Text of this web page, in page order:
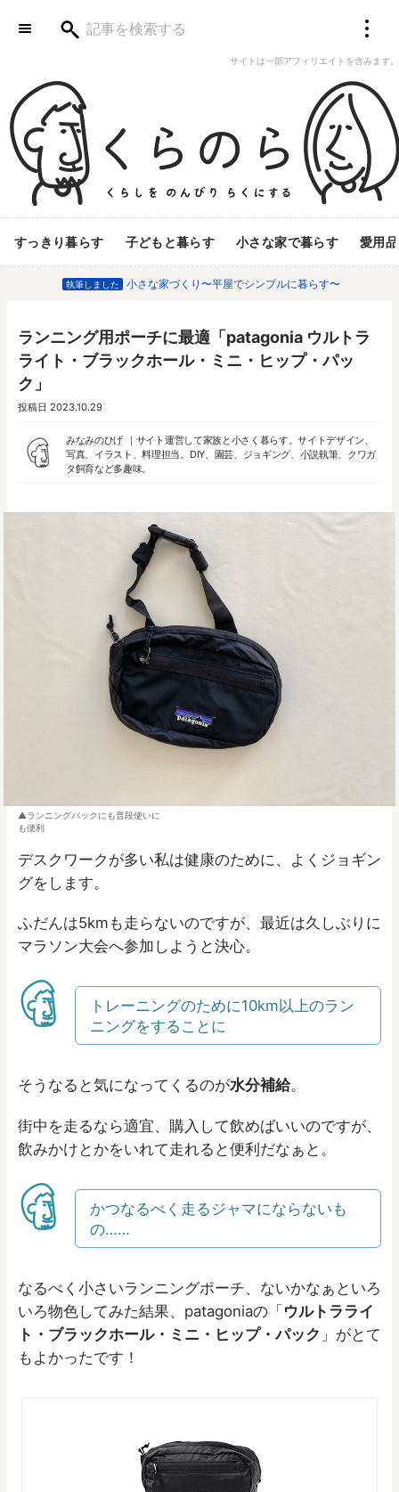
サイトは一部アフィリエイトを含みます。
すっきり暮らす 子どもと暮らす 小さな家で暮らす 愛用品
執筆しました 小さな家づくり〜平屋でシンプルに暮らす〜
ランニング用ポーチに最適「patagonia ウルトラ
ライト・ブラックホール・ミニ・ヒップ・パッ
ク」
投稿日 2023.10.29
みなみのひげ
サイト運営して家族と小さく暮らす。サイトデザイン、
写真、イラスト、料理担当。DIY、園芸、ジョギング、 小説執筆、クワガ
タ飼育など多趣味。
ランニングバックにも普段使いに
も便利
デスクワークが多い私は健康のために、よくジョギン
グをします。
ふだんは5kmも走らないのですが、最近は久しぶりに
マラソン大会へ参加しようと決心。
トレーニングのために10km以上のラン
ニングをすることに
そうなると気になってくるのが水分補給。
街中を走るなら適宜、購入して飲めばいいのですが、
飲みかけとかをいれて走れると便利だなぁと。
かつなるべく走るジャマにならないも
の……
なるべく小さいランニングポーチ、ないかなぁといろ
いろ物色してみた結果、patagoniaの「ウルトラライ
ト・ブラックホール・ミニ・ヒップ・パック 」がとて
もよかったです！